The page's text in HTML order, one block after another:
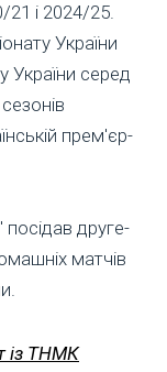
21 і 2024/25.
України
України серед
прем'єр-
друге-
матчів
із ТНМК